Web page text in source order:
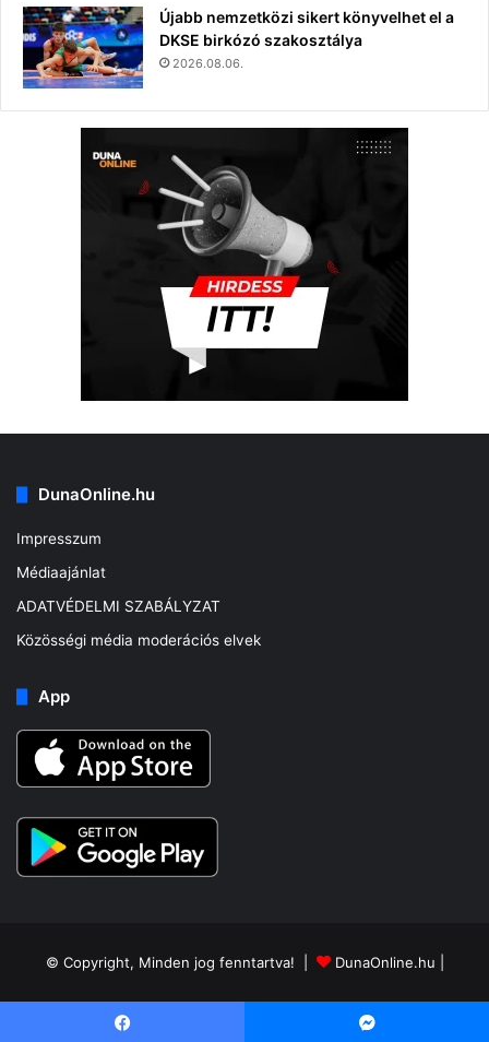
Újabb nemzetközi sikert könyvelhet el a
DKSE birkózó szakosztálya
2026.08.06.
DunaOnline.hu
Impresszum
Médiaajánlat
ADATVÉDELMI SZABÁLYZAT
Közösségi média moderációs elvek
App
© Copyright, Minden jog fenntartva! | DunaOnline.hu